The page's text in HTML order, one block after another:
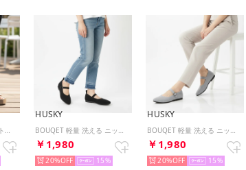
HUSKY
￥1,980
20% 15
HUSKY
￥1,980
20% 15